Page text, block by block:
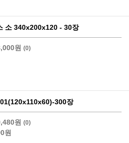
소 340x200x120 - 30장
원 (0)
300장
원 (0)
원